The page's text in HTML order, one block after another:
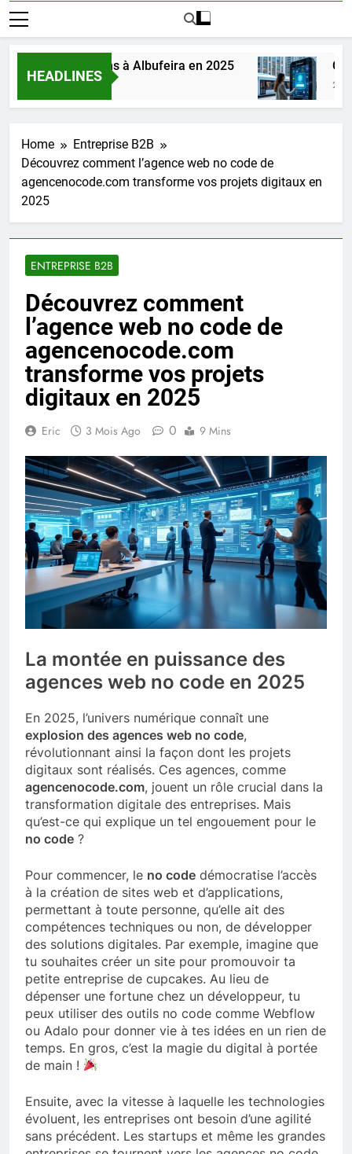
HEADLINES
des webcams à Albufeira en 2025
2
Home
Entreprise B2B
Découvrez comment l’agence web no code de
agencenocode.com transforme vos projets digitaux en
2025
ENTREPRISE B2B
Découvrez comment
l’agence web no code de
agencenocode.com
transforme vos projets
digitaux en 2025
Eric 3 Mois Ago 0 9 Mins
La montée en puissance des
agences web no code en 2025
En 2025, l’univers numérique connaît une
explosion des agences web no code,
révolutionnant ainsi la façon dont les projets
digitaux sont réalisés. Ces agences, comme
agencenocode.com, jouent un rôle crucial dans la
transformation digitale des entreprises. Mais
qu’est-ce qui explique un tel engouement pour le
no code ?
Pour commencer, le no code démocratise l’accès
à la création de sites web et d’applications,
permettant à toute personne, qu’elle ait des
compétences techniques ou non, de développer
des solutions digitales. Par exemple, imagine que
tu souhaites créer un site pour promouvoir ta
petite entreprise de cupcakes. Au lieu de
dépenser une fortune chez un développeur, tu
peux utiliser des outils no code comme Webflow
ou Adalo pour donner vie à tes idées en un rien de
temps. En gros, c’est la magie du digital à portée
de main !
Ensuite, avec la vitesse à laquelle les technologies
évoluent, les entreprises ont besoin d’une agilité
sans précédent. Les startups et même les grandes